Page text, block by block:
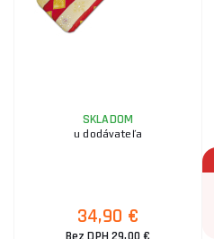
SKLADOM
u dodávateľa
34,90 €